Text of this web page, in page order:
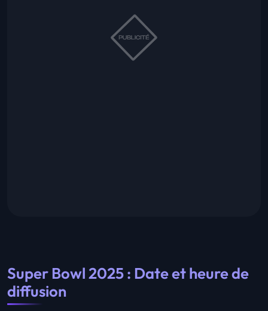
Super Bowl 2025 : Date et heure de
diffusion